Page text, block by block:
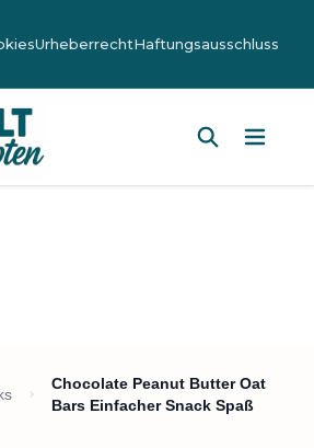
UrheberrechtHaftungsausschluss
Chocolate Peanut Butter Oat
Bars Einfacher Snack Spaß